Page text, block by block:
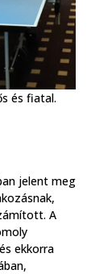
és fiatal.
jelent meg
A
ekkorra